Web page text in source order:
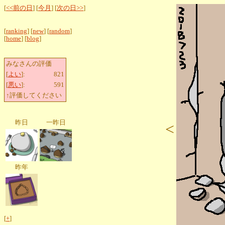
[<<前の日 ] [今月 ] [次の日>>]
[ranking] [new] [random]
[home] [blog]
みなさんの評価
[よい]:
821
[悪い]:
591
↑評価してください
昨日 一昨日
昨年
[+]
<